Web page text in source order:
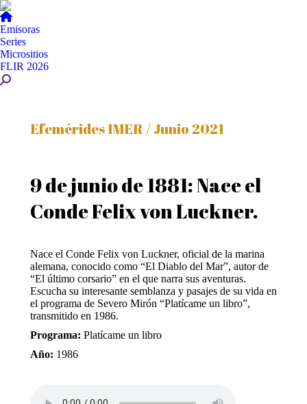
Emisoras
Series
Micrositios
FLIR 2026
Buscar:
Efemérides IMER / Junio 2021
9 de junio de 1881: Nace el
Conde Felix von Luckner.
Nace el Conde Felix von Luckner, oficial de la marina
alemana, conocido como “El Diablo del Mar”, autor de
“El último corsario” en el que narra sus aventuras.
Escucha su interesante semblanza y pasajes de su vida en
el programa de Severo Mirón “Platícame un libro”,
transmitido en 1986.
Programa: Platícame un libro
Año: 1986